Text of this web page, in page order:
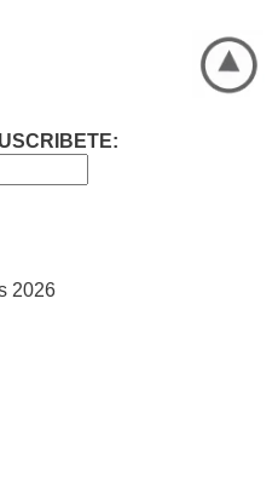
2026